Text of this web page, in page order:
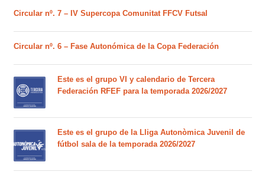
Circular nº. 7 – IV Supercopa Comunitat FFCV Futsal
Circular nº. 6 – Fase Autonómica de la Copa Federación
Este es el grupo VI y calendario de Tercera
Federación RFEF para la temporada 2026/2027
Este es el grupo de la Lliga Autonòmica Juvenil de
fútbol sala de la temporada 2026/2027